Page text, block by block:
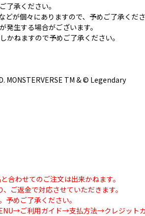
承ください。
が個々にありますので、予めご了承くださ
生する場合がございます。
ねますので予めご了承ください。
MONSTERVERSE TM & © Legendary
合わせてのご注文は出来かねます。
ご返金で対応させていただきます。
めご了承ください。
ご利用ガイド→支払方法→クレジット